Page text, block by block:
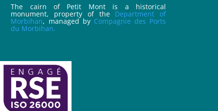
The cairn of Petit Mont is a historical
monument, property of the Department of
Morbihan, managed by Compagnie des Ports
du Morbihan.